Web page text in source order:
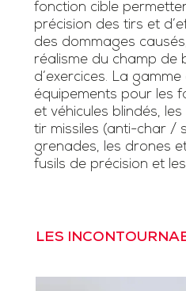
fonction cible
précision des tirs et
des dommages
réalisme du champ de
d’exercices. La
équipements pour les
et véhicules blindés,
tir missiles (anti-char /
grenades, les drones
fusils de précision et
LES